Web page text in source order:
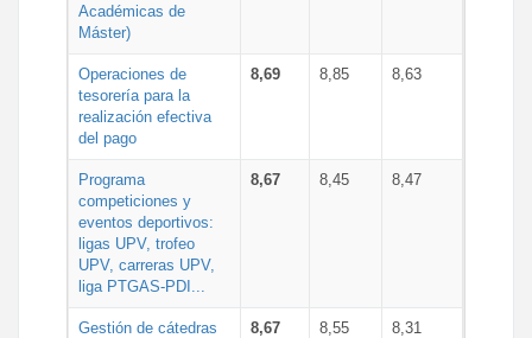
Académicas de
Máster)
Operaciones de
tesorería para la
realización efectiva
del pago
8,69 8,85 8,63
Programa
competiciones y
eventos deportivos:
ligas UPV, trofeo
UPV, carreras UPV,
liga PTGAS-PDI...
8,67 8,45 8,47
Gestión de cátedras
8,67 8,55 8,31